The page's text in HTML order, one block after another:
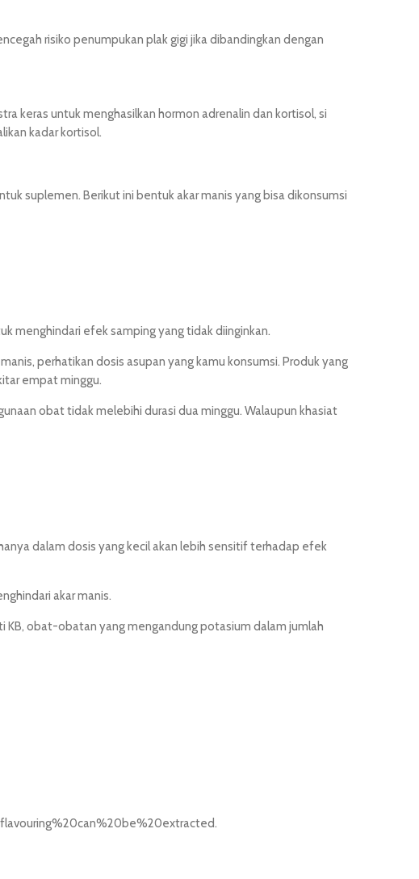
risiko penumpukan plak gigi jika dibandingkan dengan
keras untuk menghasilkan hormon adrenalin dan kortisol, si
kadar kortisol.
suplemen. Berikut ini bentuk akar manis yang bisa dikonsumsi
menghindari efek samping yang tidak diinginkan.
perhatikan dosis asupan yang kamu konsumsi. Produk yang
empat minggu.
obat tidak melebihi durasi dua minggu. Walaupun khasiat
dalam dosis yang kecil akan lebih sensitif terhadap efek
akar manis.
KB, obat-obatan yang mengandung potasium dalam jumlah